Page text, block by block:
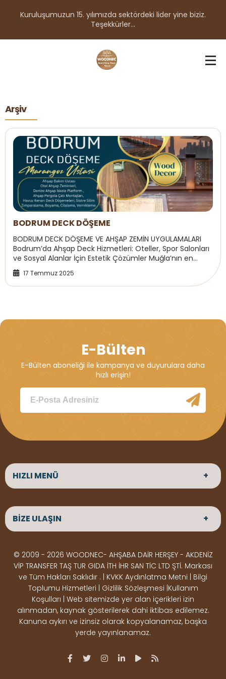
Kuruluşumuzun 15. yılımızda sektördeki lider yine biziz.
Teşekkürler...
Arşiv
BODRUM DECK DÖŞEME
BODRUM DECK DÖŞEME VE AHŞAP ZEMİN UYGULAMALARI
Bodrum’da Ahşap Deck Hizmetleri: Oteller, Spor Salonları
ve Sosyal Alanlar İçin Estetik Çözümler Muğla’nın en
popüler tatil destinasyonlarından bir...
17 Temmuz 2025
E-Bülten
E-Bülten aboneliği ile kampanya ve duyurulara daha
hızlı erişin!
HIZLI MENÜ
ANASAYFA
HAKKIMIZDA
ÜRÜNLER
Çeşitlerimiz
Çeşitlerimiz
Kereste
Çeşitlerimiz
Ahşap
Pergole
Ürünler
Deck Montaj
Ahşap
Dekorasyon
OSB,
BİZE ULAŞIN
BİZE ULAŞIN
Altınkale mah Osmangazi cad. no 355 Döşemealtı
Antalya
ÇALIŞMA SAATLERİ
Hafta içi : Haftaiçi 09:00 - 18:00
Hafta sonu : Cumartesi 10:00 - 15:00
İLETİŞİM
© 2009 - 2026 WOODNEC- AHŞABA DAİR HERŞEY - AKDENİZ
VİP TRANSFER TAŞ TUR GIDA İTH İHR SAN TİC LTD ŞTİ. Markası
ve Tüm Hakları Saklıdır . | KVKK Aydınlatma Metni | Bilgi
Toplumu Hizmetleri | Gizlilik Sözleşmesi |Kullanım
Koşulları | Web sitemizde yer alan içerikleri izin
alınmadan, kaynak gösterilerek dahi iktibas edilemez.
Kanuna aykırı ve izinsiz olarak kopyalanamaz, başka
yerde yayınlanamaz.